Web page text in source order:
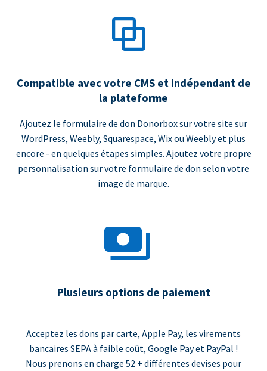
Compatible avec votre CMS et indépendant de
la plateforme
Ajoutez le formulaire de don Donorbox sur votre site sur
WordPress, Weebly, Squarespace, Wix ou Weebly et plus
encore - en quelques étapes simples. Ajoutez votre propre
personnalisation sur votre formulaire de don selon votre
image de marque.
Plusieurs options de paiement
Acceptez les dons par carte, Apple Pay, les virements
bancaires SEPA à faible coût, Google Pay et PayPal !
Nous prenons en charge 52 + différentes devises pour